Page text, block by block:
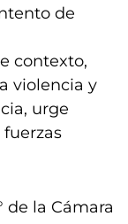
de
contexto,
violencia y
urge
de la Cámara